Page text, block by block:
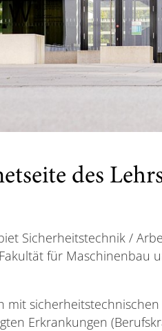
des
Sicherheitstechnik /
für Maschinenbau
Erkrankungen